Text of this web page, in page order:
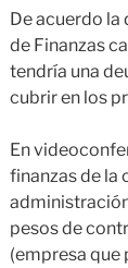
De acuerdo
de Finanzas
tendría una
cubrir en los
En
finanzas de la
pesos de
(empresa que